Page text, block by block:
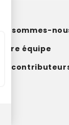
Qui sommes-
Notre équipe
Les